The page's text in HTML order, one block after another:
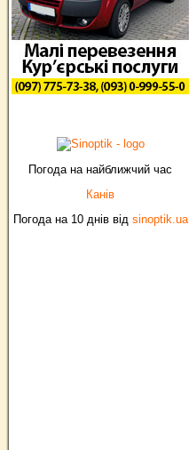
Погода на найближчий час
Канів
Погода на 10 днів від sinoptik.ua